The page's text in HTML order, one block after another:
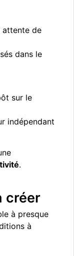
de
dans le
sur le
indépendant
.
créer
à presque
à